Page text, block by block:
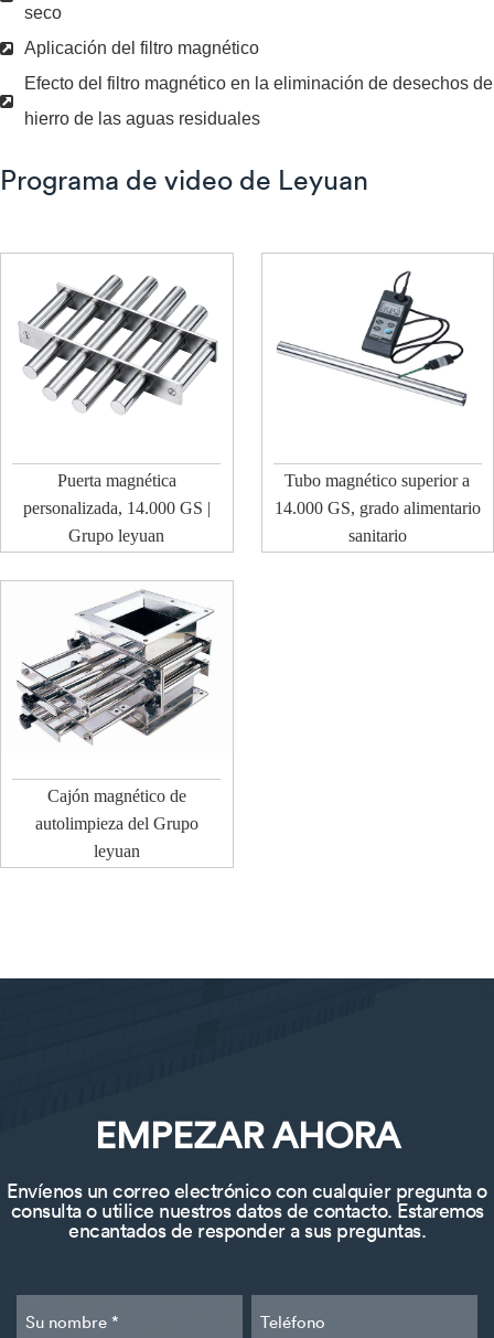
seco
Aplicación del filtro magnético
Efecto del filtro magnético en la eliminación de desechos de
hierro de las aguas residuales
Programa de video de Leyuan
Puerta magnética
personalizada, 14.000 GS |
Grupo leyuan
Tubo magnético superior a
14.000 GS, grado alimentario
sanitario
Cajón magnético de
autolimpieza del Grupo
leyuan
EMPEZAR AHORA
Envíenos un correo electrónico con cualquier pregunta o
consulta o utilice nuestros datos de contacto. Estaremos
encantados de responder a sus preguntas.